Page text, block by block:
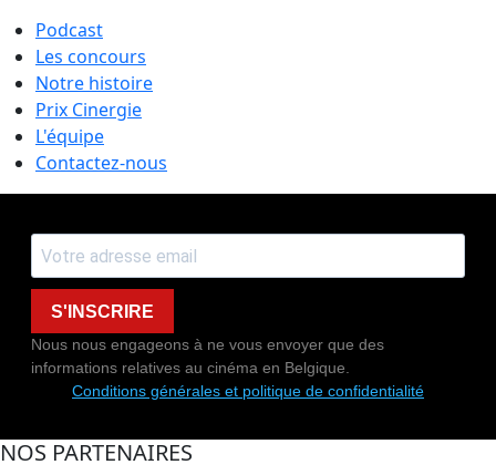
Podcast
Les concours
Notre histoire
Prix Cinergie
L'équipe
Contactez-nous
S'INSCRIRE
Nous nous engageons à ne vous envoyer que des
informations relatives au cinéma en Belgique.
Conditions générales et politique de confidentialité
NOS PARTENAIRES